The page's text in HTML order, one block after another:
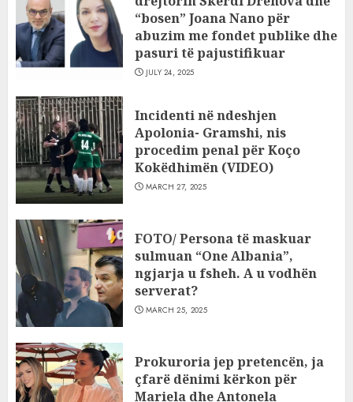
“bosen” Joana Nano për
abuzim me fondet publike dhe
pasuri të pajustifikuar
JULY 24, 2025
Incidenti në ndeshjen
Apolonia- Gramshi, nis
procedim penal për Koço
Kokëdhimën (VIDEO)
MARCH 27, 2025
FOTO/ Persona të maskuar
sulmuan “One Albania”,
ngjarja u fsheh. A u vodhën
serverat?
MARCH 25, 2025
Prokuroria jep pretencën, ja
çfarë dënimi kërkon për
Mariela dhe Antonela